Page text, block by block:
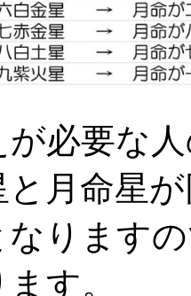
必要な
と月命星
ります
す。